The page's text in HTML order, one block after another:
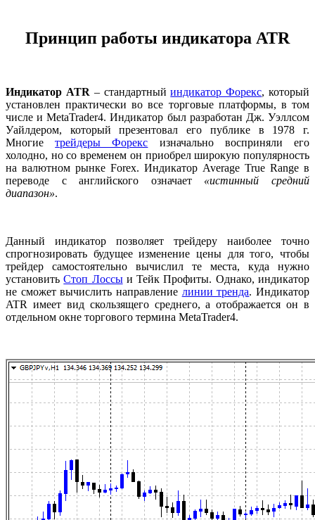
Принцип работы индикатора ATR
Индикатор ATR – стандартныйиндикатор Форекс, который
установлен практически во все торговые платформы, в том
числе и MetaTrader4. Индикатор был разработан Дж. Уэллсом
Уайлдером, который презентовал его публике в 1978 г.
Многиетрейдеры Форекс изначально восприняли его
холодно, но со временем он приобрел широкую популярность
на валютном рынке Forex. Индикатор Average True Range в
переводе с английского означает «истинный средний
диапазон».
Данный индикатор позволяет трейдеру наиболее точно
спрогнозировать будущее изменение цены для того, чтобы
трейдер самостоятельно вычислил те места, куда нужно
установитьСтоп Лоссыи Тейк Профиты. Однако, индикатор
не сможет вычислить направление линии тренда. Индикатор
ATR имеет вид скользящего среднего, а отображается он в
отдельном окне торгового термина MetaTrader4.